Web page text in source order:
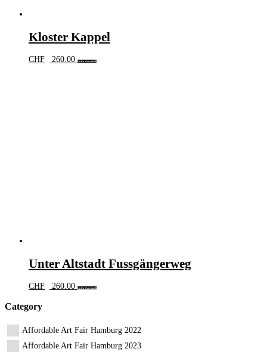
Kloster Kappel
CHF 260.00 In den Warenkorb
Unter Altstadt Fussgängerweg
CHF 260.00 In den Warenkorb
Category
Affordable Art Fair Hamburg 2022
Affordable Art Fair Hamburg 2023